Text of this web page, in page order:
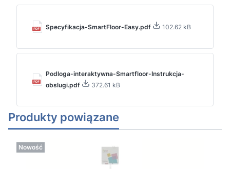
Specyfikacja-SmartFloor-Easy.pdf 102.62 kB
Podloga-interaktywna-Smartfloor-Instrukcja-
obslugi.pdf
372.61 kB
Produkty powiązane
Nowość